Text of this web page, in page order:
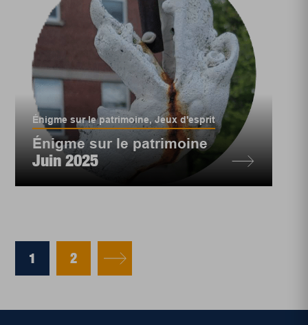
Énigme sur le patrimoine,Jeux d'esprit
Énigme sur le patrimoine
Juin 2025
1 2